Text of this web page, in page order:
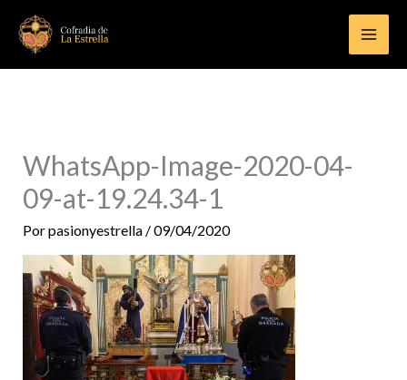
contenido
WhatsApp-Image-2020-04-
09-at-19.24.34-1
Porpasionyestrella /09/04/2020